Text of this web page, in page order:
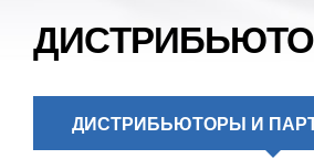
ДИСТРИБЬЮТОРЫ И